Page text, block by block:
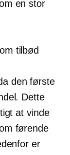
en stor
tilbød
den første
Dette
at vinde
førende
er